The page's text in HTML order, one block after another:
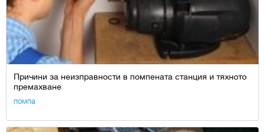
Причини за неизправности в помпената станция и тяхното
премахване
помпа